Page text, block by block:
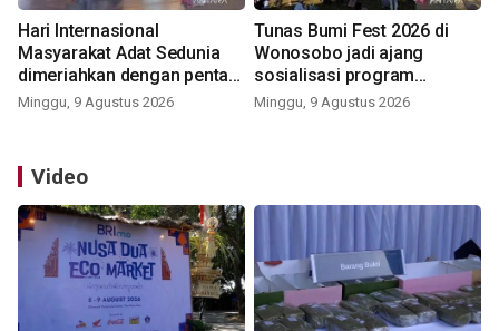
Hari Internasional
Masyarakat Adat Sedunia
dimeriahkan dengan pentas
seni budaya Bali
Minggu, 9 Agustus 2026
Tunas Bumi Fest 2026 di
Wonosobo jadi ajang
sosialisasi program
pemerintah lewat balon
Minggu, 9 Agustus 2026
Video